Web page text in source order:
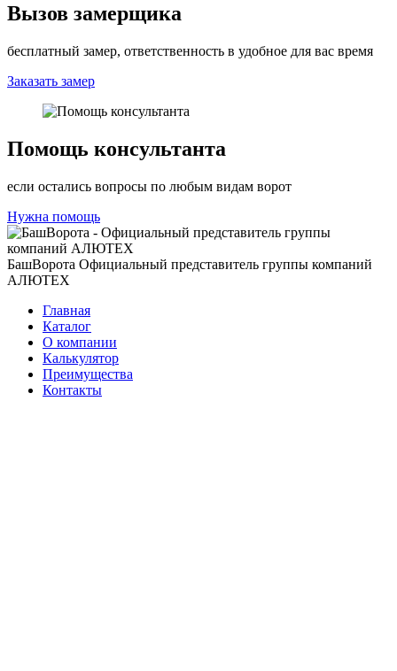
Вызов замерщика
бесплатный замер, ответственность в удобное для вас время
Заказать замер
Помощь консультанта
если остались вопросы по любым видам ворот
Нужна помощь
БашВорота Официальный представитель группы компаний
АЛЮТЕХ
Главная
Каталог
О компании
Калькулятор
Преимущества
Контакты